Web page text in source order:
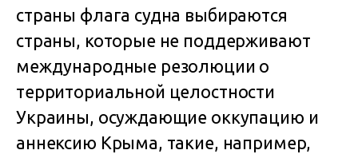
страны флага судна выбираются
страны, которые не поддерживают
международные резолюции о
территориальной целостности
Украины, осуждающие оккупацию и
аннексию Крыма, такие, например,